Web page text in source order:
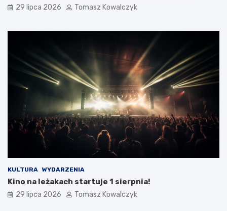
29 lipca 2026 Tomasz Kowalczyk
KULTURA WYDARZENIA
Kino na leżakach startuje 1 sierpnia!
29 lipca 2026 Tomasz Kowalczyk